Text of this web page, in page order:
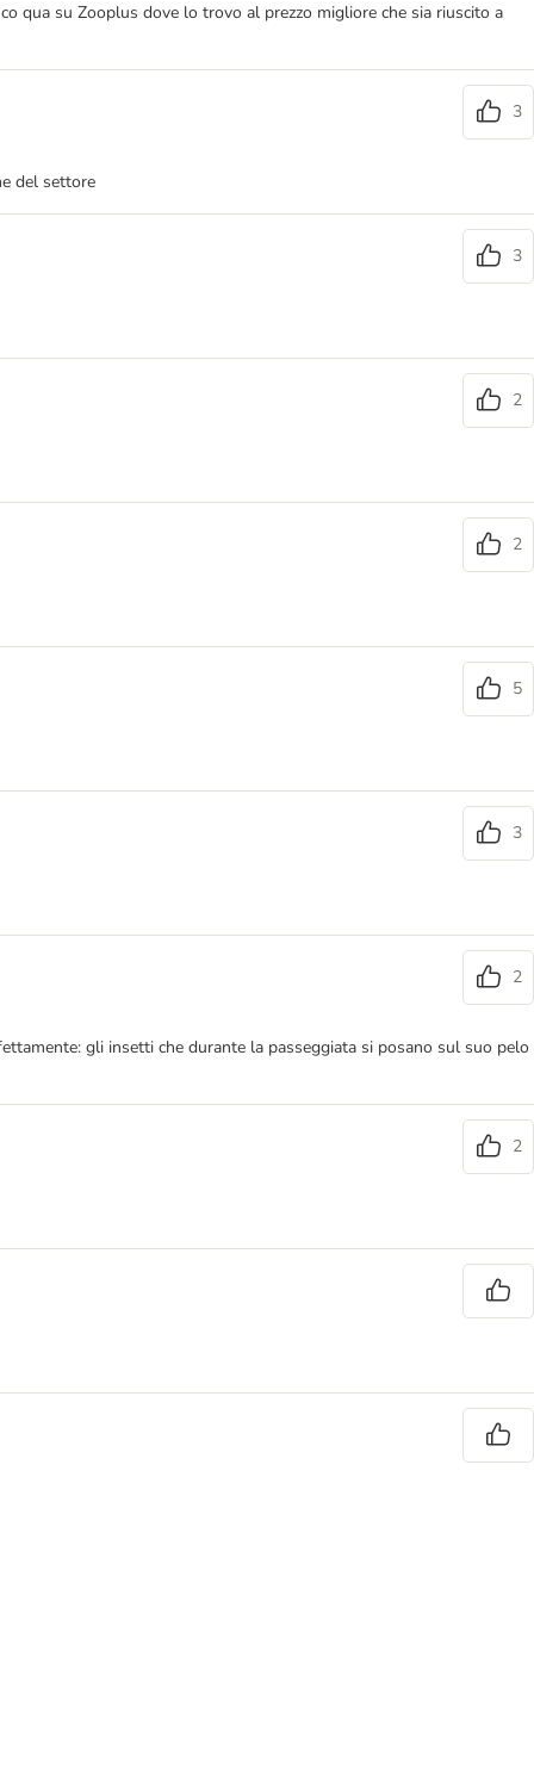
qua su Zooplus dove lo trovo al prezzo migliore che sia riuscito a
3
del settore
3
2
2
5
3
2
gli insetti che durante la passeggiata si posano sul suo pelo
2